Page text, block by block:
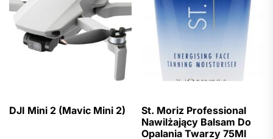
DJI Mini 2 (Mavic Mini 2)
St. Moriz Professional
Nawilżający Balsam Do
Opalania Twarzy 75Ml